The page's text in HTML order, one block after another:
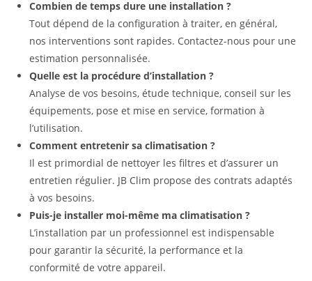
Combien de temps dure une installation ?
Tout dépend de la configuration à traiter, en général,
nos interventions sont rapides. Contactez-nous pour une
estimation personnalisée.
Quelle est la procédure d’installation ?
Analyse de vos besoins, étude technique, conseil sur les
équipements, pose et mise en service, formation à
l’utilisation.
Comment entretenir sa climatisation ?
Il est primordial de nettoyer les filtres et d’assurer un
entretien régulier. JB Clim propose des contrats adaptés
à vos besoins.
Puis-je installer moi-même ma climatisation ?
L’installation par un professionnel est indispensable
pour garantir la sécurité, la performance et la
conformité de votre appareil.